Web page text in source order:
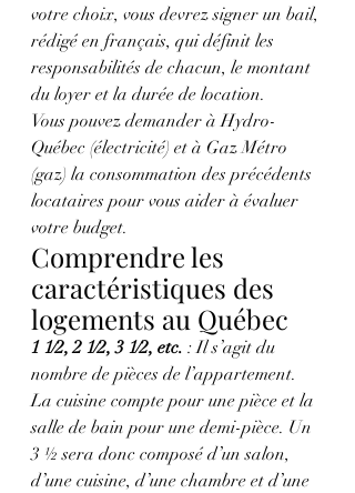
votre choix, vous devrez signer un bail,
rédigé en français, qui définit les
responsabilités de chacun, le montant
du loyer et la durée de location.
Vous pouvez demander à Hydro-
Québec (électricité) et à Gaz Métro
(gaz) la consommation des précédents
locataires pour vous aider à évaluer
votre budget.
Comprendre les
caractéristiques des
logements au Québec
1 1⁄2, 2 1⁄2, 3 1⁄2, etc. : Il s’agit du
nombre de pièces de l’appartement.
La cuisine compte pour une pièce et la
salle de bain pour une demi-pièce. Un
3 ½ sera donc composé d’un salon,
d’une cuisine, d’une chambre et d’une